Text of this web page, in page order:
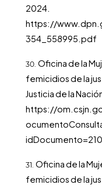
2024.
https://
354_558995.pdf
Oficina de la
femicidios de la
Justicia de la
https://
idDocumento=210
Oficina de la
femicidios de la